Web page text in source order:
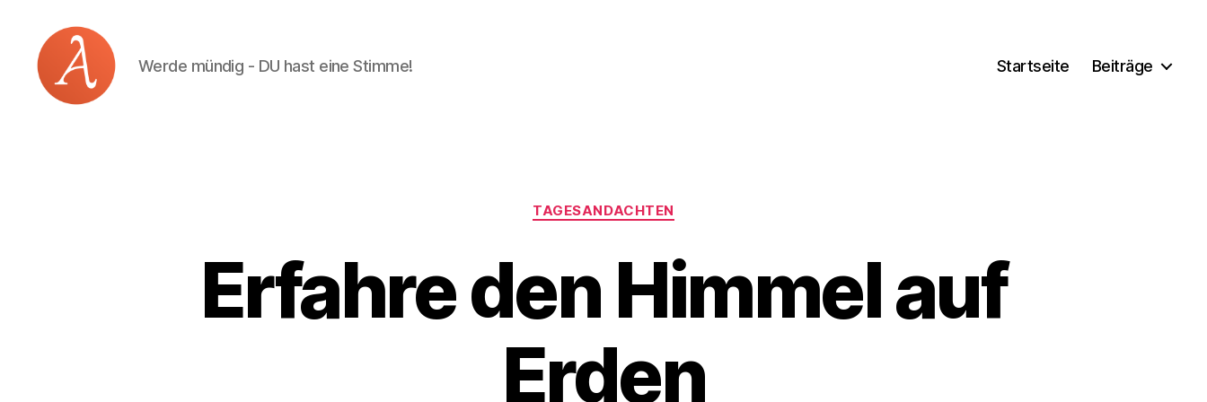
Werde mündig - DU hast eine Stimme! Startseite Beiträge
Kategorien
TAGESANDACHTEN
Erfahre den Himmel auf
Erden